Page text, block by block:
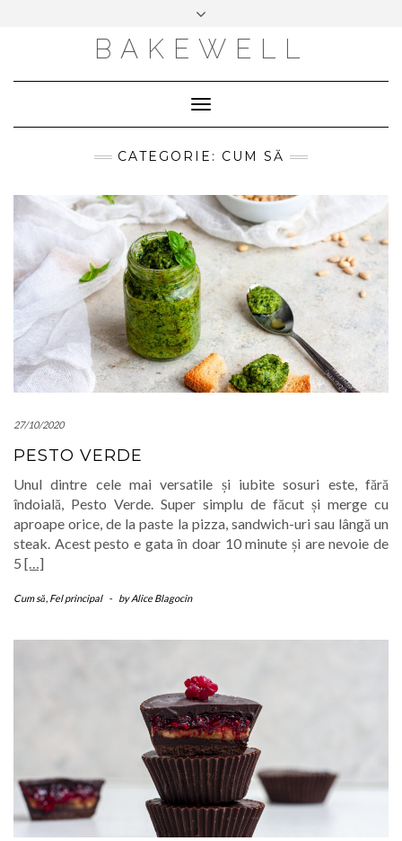
ENGLISH
ROMÂNĂ
BAKEWELL
Toggle
Navigation
CATEGORIE: CUM SĂ
27/10/2020
PESTO VERDE
Unul dintre cele mai versatile și iubite sosuri este, fără
îndoială, Pesto Verde. Super simplu de făcut și merge cu
aproape orice, de la paste la pizza, sandwich-uri sau lângă un
steak. Acest pesto e gata în doar 10 minute și are nevoie de
5 […]
Cum să, Fel principal - byAlice Blagocin